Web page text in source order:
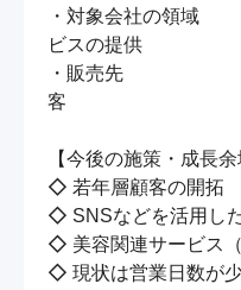
・対象会社の領域　
ビスの提供
・販売先　　　　　
客
【今後の施策・成長余
◇ 若年層顧客の開拓
◇ SNSなどを活用し
◇ 美容関連サービス
◇ 現状は営業日数が